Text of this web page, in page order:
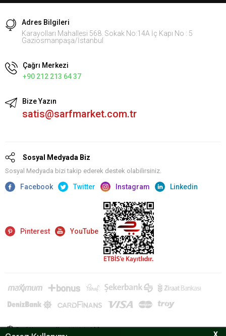
Adres Bilgileri
Karayolları Mahallesi 568. Sokak No:14A İç Kapı No : 5
Gaziosmanpaşa/İstanbul
Çağrı Merkezi
+90 212 213 64 37
Bize Yazın
satis@sarfmarket.com.tr
Sosyal Medyada Biz
Sosyal Medyada bizi takip ederek destek olabilirsiniz.
Facebook Twitter Instagram Linkedin
Pinterest YouTube
Sarf Kurumsal'a giriş içintıklayın.